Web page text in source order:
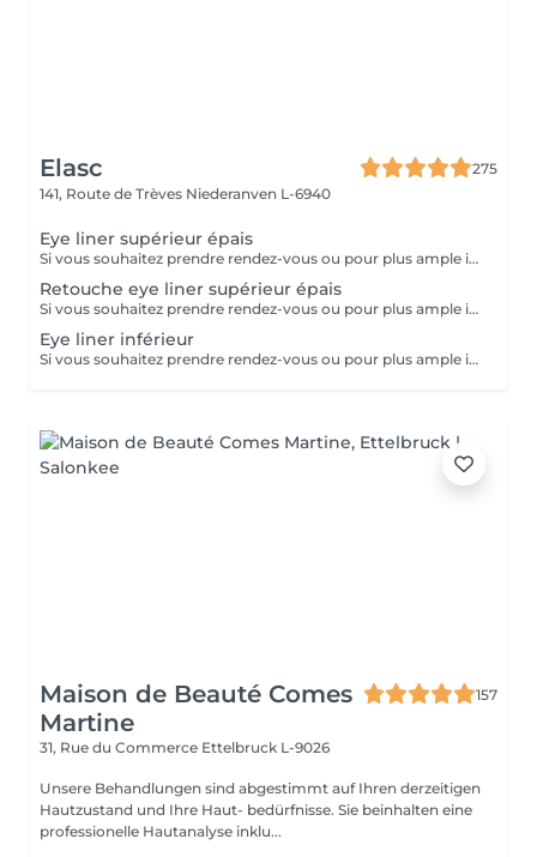
Elasc
275
141, Route de Trèves Niederanven L-6940
Eye liner supérieur épais
Si vous souhaitez prendre rendez-vous ou pour plus ample imformation, veuillez nous contacter directement en institut. Veuillez prendre en compte que le prix peut être adapter selon vos attentes. Merci !
Retouche eye liner supérieur épais
Si vous souhaitez prendre rendez-vous ou pour plus ample imformation, veuillez nous contacter directement en institut. Veuillez prendre en compte que le prix peut être adapter selon vos attentes. Merci !
Eye liner inférieur
Si vous souhaitez prendre rendez-vous ou pour plus ample imformation, veuillez nous contacter directement en institut. Veuillez prendre en compte que le prix peut être adapter selon vos attentes. Merci !
Maison de Beauté Comes
Martine
157
31, Rue du Commerce Ettelbruck L-9026
Unsere Behandlungen sind abgestimmt auf Ihren derzeitigen
Hautzustand und Ihre Haut- bedürfnisse. Sie beinhalten eine
professionelle Hautanalyse inklu...